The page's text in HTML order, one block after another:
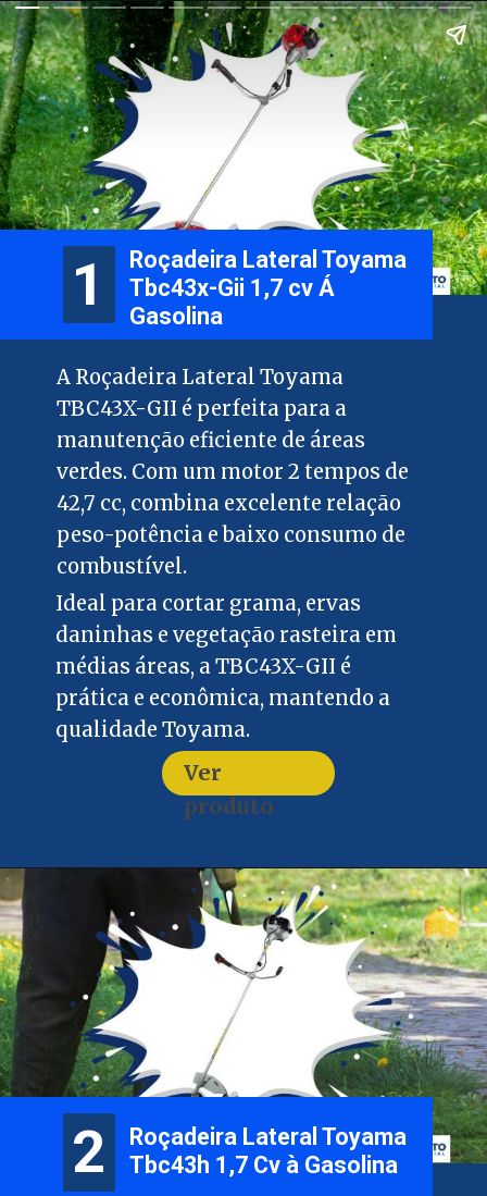
Roçadeira Lateral Toyama
Tbc43x-Gii 1,7 cv Á
Gasolina
A Roçadeira Lateral Toyama
TBC43X-GII é perfeita para a
manutenção eficiente de áreas
verdes. Com um motor 2 tempos de
42,7 cc, combina excelente relação
peso-potência e baixo consumo de
combustível.
1
1
Ver
produto
Ideal para cortar grama, ervas
daninhas e vegetação rasteira em
médias áreas, a TBC43X-GII é
prática e econômica, mantendo a
qualidade Toyama.
Roçadeira Lateral Toyama
Tbc43h 1,7 Cv à Gasolina
2
2